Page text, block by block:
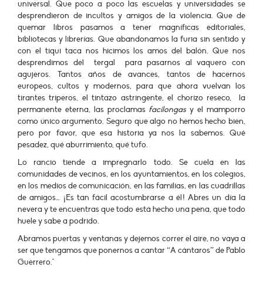
universal. Que poco a poco las escuelas y universidades se
desprendieron de incultos y amigos de la violencia. Que de
quemar libros pasamos a tener magníficas editoriales,
bibliotecas y librerías. Que abandonamos la furia sin sentido y
con el tiqui taca nos hicimos los amos del balón. Que nos
desprendimos del tergal para pasarnos al vaquero con
agujeros. Tantos años de avances, tantos de hacernos
europeos, cultos y modernos, para que ahora vuelvan los
tirantes triperos, el tintazo astringente, el chorizo reseco, la
permanente eterna, las proclamas facilongasy el mamporro
como único argumento. Seguro que algo no hemos hecho bien,
pero por favor, que esa historia ya nos la sabemos. Qué
pesadez, qué aburrimiento, qué tufo.
Lo rancio tiende a impregnarlo todo. Se cuela en las
comunidades de vecinos, en los ayuntamientos, en los colegios,
en los medios de comunicación, en las familias, en las cuadrillas
de amigos… ¡Es tan fácil acostumbrarse a él! Abres un día la
nevera y te encuentras que todo está hecho una pena, que todo
huele y sabe a podrido.
Abramos puertas y ventanas y dejemos correr el aire, no vaya a
ser que tengamos que ponernos a cantar “A cántaros” de Pablo
Guerrero.*